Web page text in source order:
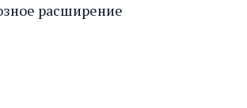
расширение